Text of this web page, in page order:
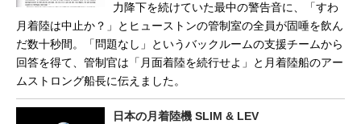
力降下を続けていた最中の警告音に、「すわ
月着陸は中止か？」とヒューストンの管制室の全員が固唾を飲ん
だ数十秒間。「問題なし」というバックルームの支援チームから
回答を得て、管制官は「月面着陸を続行せよ」と月着陸船のアー
ムストロング船長に伝えました。
日本の月着陸機 SLIM & LEV